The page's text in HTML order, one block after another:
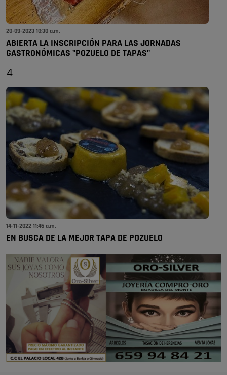
20-09-2023 10:30 a.m.
ABIERTA LA INSCRIPCIÓN PARA LAS JORNADAS
GASTRONÓMICAS "POZUELO DE TAPAS"
4
14-11-2022 11:46 a.m.
EN BUSCA DE LA MEJOR TAPA DE POZUELO